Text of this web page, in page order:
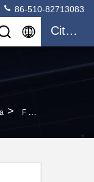
86-510-82713083
Citazione
> F 15067 Cuscinetto A Rulli Per Autoveicoli 29*53*37 Mm Due File P6 P5